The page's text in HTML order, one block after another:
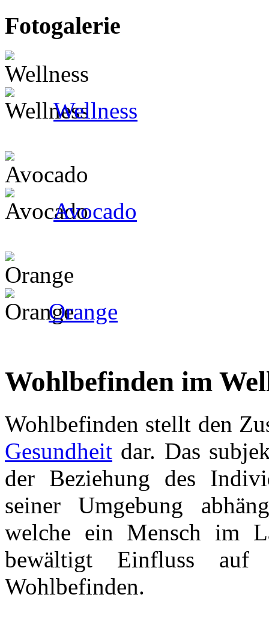
Fotogalerie
Wellness
Avocado
Orange
Wohlbefinden im
Wohlbefinden stellt den
Gesundheit dar. Das
der Beziehung des
seiner Umgebung
welche ein Mensch im
bewältigt Einfluss auf
Wohlbefinden.